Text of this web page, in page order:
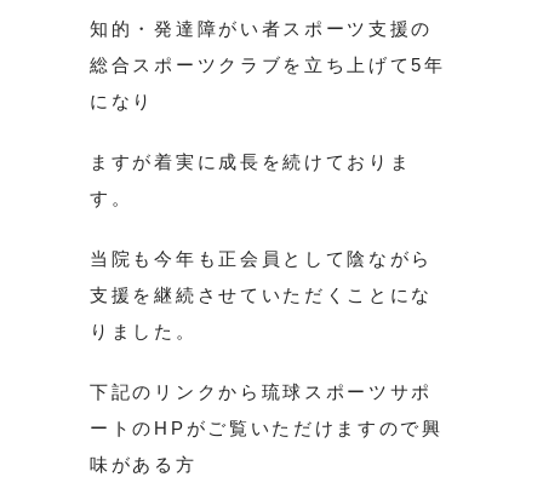
知的・発達障がい者スポーツ支援の
総合スポーツクラブを立ち上げて5年
になり
ますが着実に成長を続けておりま
す。
当院も今年も正会員として陰ながら
支援を継続させていただくことにな
りました。
下記のリンクから琉球スポーツサポ
ートのHPがご覧いただけますので興
味がある方